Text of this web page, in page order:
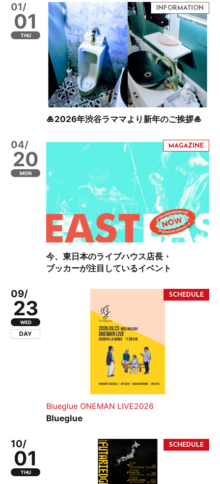
01/
01
THU
🎍2026年渋谷ラママより新年のご挨拶🎍
04/
20
MON
今、東日本のライブハウス店長・
ブッカーが注目しているイベント
09/
23
WED
DAY
Blueglue ONEMAN LIVE2026
Blueglue
10/
01
THU